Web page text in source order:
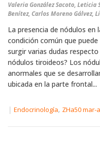
Valeria González Sacoto, Leticia
Benítez, Carlos Moreno Gálvez,
La presencia de nódulos en
condición común que
surgir varias dudas
nódulos tiroideos? Los
anormales que se
ubicada en la parte frontal...
| Endocrinología, ZHa50 mar-